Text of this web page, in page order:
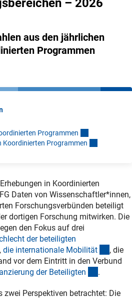
– 2026
aus den jährlichen
Programmen
Programmen
Koordinierten Programmen
in Koordinierten
Daten von Wissenschaftler*innen,
Forschungsverbünden beteiligt
dortigen Forschung mitwirken. Die
den Fokus auf drei
der beteiligten
(Anchor Link)
, die internationale Mobilität
, die
vor dem Eintritt in den Verbund
der Beteiligten (Anchor
.
zwei Perspektiven betrachtet: Die